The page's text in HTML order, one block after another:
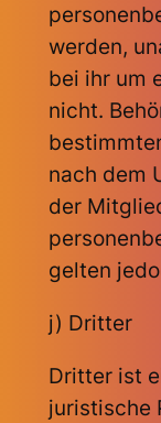
werden,
bei ihr um
nicht.
nach dem
der
gelten
j) Dritter
Dritter ist
juristische